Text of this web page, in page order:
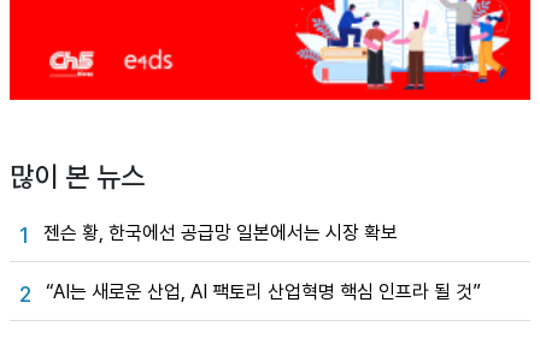
많이 본 뉴스
1 젠슨 황, 한국에선 공급망 일본에서는 시장 확보
2 “AI는 새로운 산업, AI 팩토리 산업혁명 핵심 인프라 될 것”